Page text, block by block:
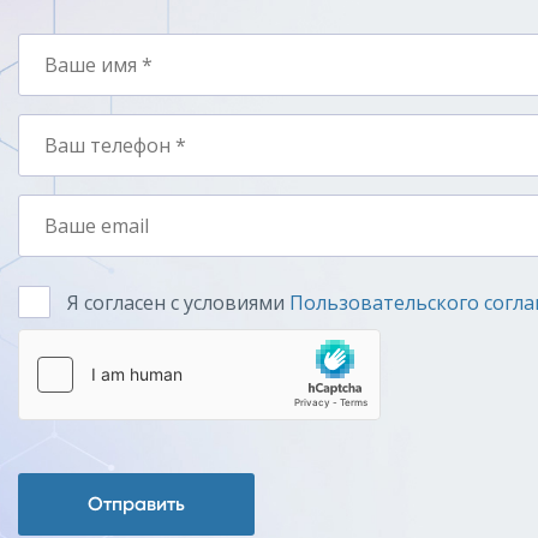
Я согласен с условиями Пользовательского
Отправить